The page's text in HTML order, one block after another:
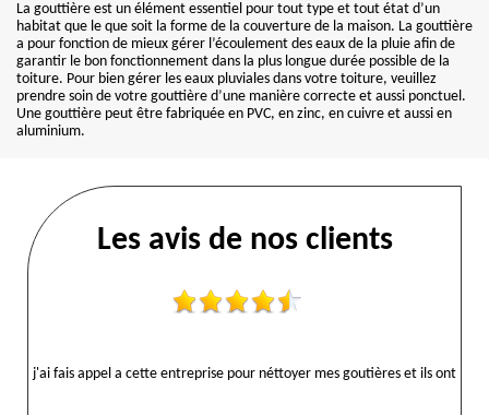
La gouttière est un élément essentiel pour tout type et tout état d’un
habitat que le que soit la forme de la couverture de la maison. La gouttière
a pour fonction de mieux gérer l’écoulement des eaux de la pluie afin de
garantir le bon fonctionnement dans la plus longue durée possible de la
toiture. Pour bien gérer les eaux pluviales dans votre toiture, veuillez
prendre soin de votre gouttière d’une manière correcte et aussi ponctuel.
Une gouttière peut être fabriquée en PVC, en zinc, en cuivre et aussi en
aluminium.
Les avis de nos clients
j'ai fais appel a cette entreprise pour néttoyer mes goutières et ils ont